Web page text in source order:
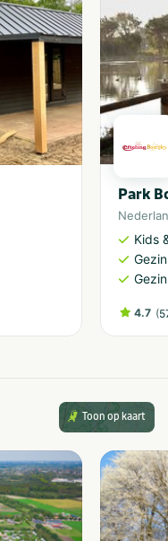
Park
Kids
4.7 (
Toon op kaart